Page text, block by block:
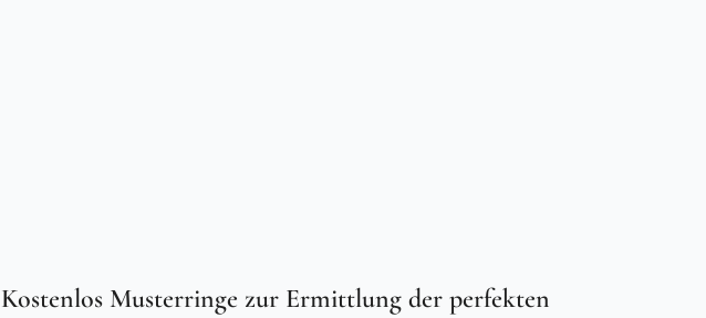
Kostenlos Musterringe zur Ermittlung der perfekten